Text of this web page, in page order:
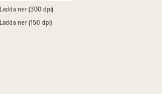
Ladda ner (300 dpi)
Ladda ner (150 dpi)